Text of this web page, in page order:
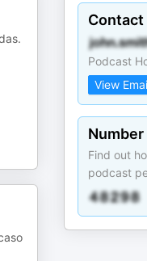
Podcast
View
Find out
podcast